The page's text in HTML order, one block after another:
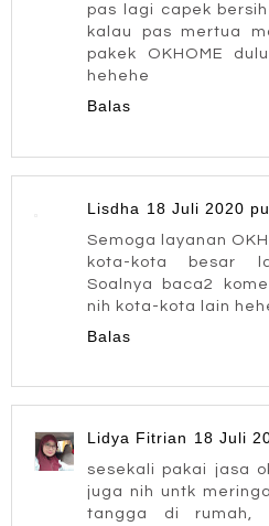
pas lagi capek
kalau pas mertua
pakek OKHOME
hehehe
Balas
Lisdha 18 Juli 2020
Semoga layanan
kota-kota besar
Soalnya baca2
nih kota-kota lain
Balas
Lidya Fitrian 18 Juli
sesekali pakai jasa
juga nih untk
tangga di rumah,